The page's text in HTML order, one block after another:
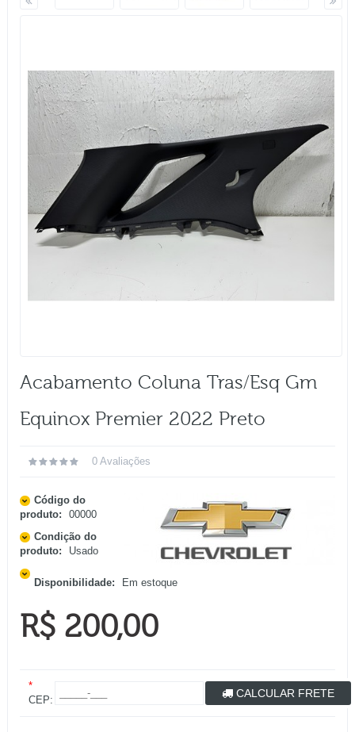
Acabamento Coluna Tras/esq Gm
Equinox Premier 2022 Preto
0 Avaliações
Código do
produto:
00000
Condição do
produto:
Usado
Disponibilidade: Em estoque
R$ 200,00
*
CEP:
CALCULAR FRETE